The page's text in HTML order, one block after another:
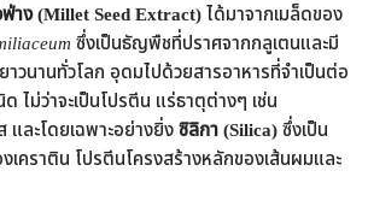
าง (Millet Seed Extract)ได้มาจากเมล็ดของ
ซึ่งเป็นธัญพืชที่ปราศจากกลูเตนและมี
าวนานทั่วโลก อุดมไปด้วยสารอาหารที่จำเป็นต่อ
ไม่ว่าจะเป็นโปรตีน แร่ธาตุต่างๆ เช่น
ละโดยเฉพาะอย่างยิ่งซิลิกา (Silica)ซึ่งเป็น
คราติน โปรตีนโครงสร้างหลักของเส้นผมและ